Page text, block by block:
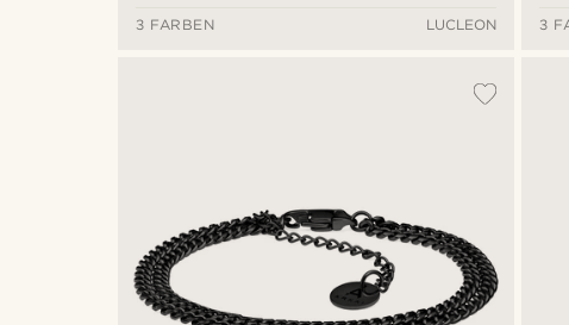
3 FARBEN
LUCLEON
3